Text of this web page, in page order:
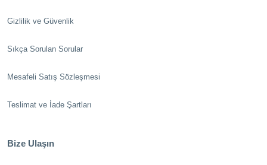
Gizlilik ve Güvenlik
Sıkça Sorulan Sorular
Mesafeli Satış Sözleşmesi
Teslimat ve İade Şartları
Bize Ulaşın